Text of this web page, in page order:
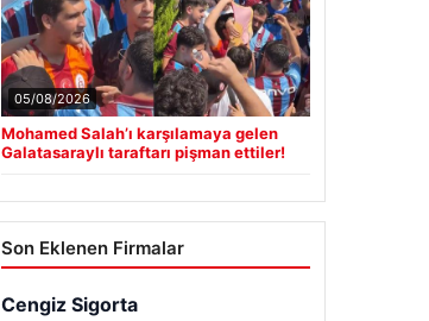
05/08/2026
Mohamed Salah’ı karşılamaya gelen
Galatasaraylı taraftarı pişman ettiler!
Son Eklenen Firmalar
Cengiz Sigorta